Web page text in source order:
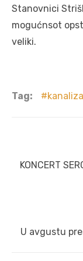
Stanovnici
mogućnsot
veliki.
Tag:
navigation
Previous
KONCERT
Next
U avgustu